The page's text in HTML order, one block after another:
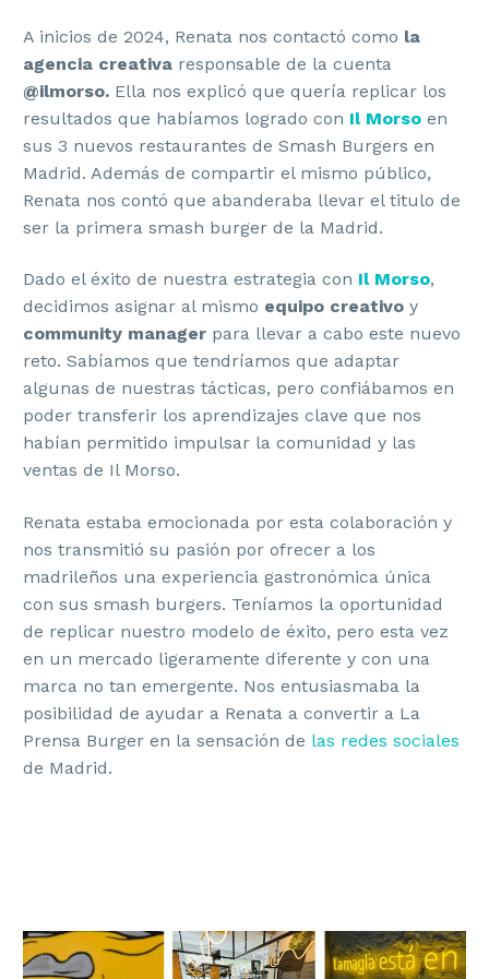
A inicios de 2024, Renata nos contactó como la
agencia creativa responsable de la cuenta
@ilmorso. Ella nos explicó que quería replicar los
resultados que habíamos logrado con Il Morso en
sus 3 nuevos restaurantes de Smash Burgers en
Madrid. Además de compartir el mismo público,
Renata nos contó que abanderaba llevar el titulo de
ser la primera smash burger de la Madrid.
Dado el éxito de nuestra estrategia con Il Morso,
decidimos asignar al mismo equipo creativo y
community manager para llevar a cabo este nuevo
reto. Sabíamos que tendríamos que adaptar
algunas de nuestras tácticas, pero confiábamos en
poder transferir los aprendizajes clave que nos
habían permitido impulsar la comunidad y las
ventas de Il Morso.
Renata estaba emocionada por esta colaboración y
nos transmitió su pasión por ofrecer a los
madrileños una experiencia gastronómica única
con sus smash burgers. Teníamos la oportunidad
de replicar nuestro modelo de éxito, pero esta vez
en un mercado ligeramente diferente y con una
marca no tan emergente. Nos entusiasmaba la
posibilidad de ayudar a Renata a convertir a La
Prensa Burger en la sensación de las redes sociales
de Madrid.